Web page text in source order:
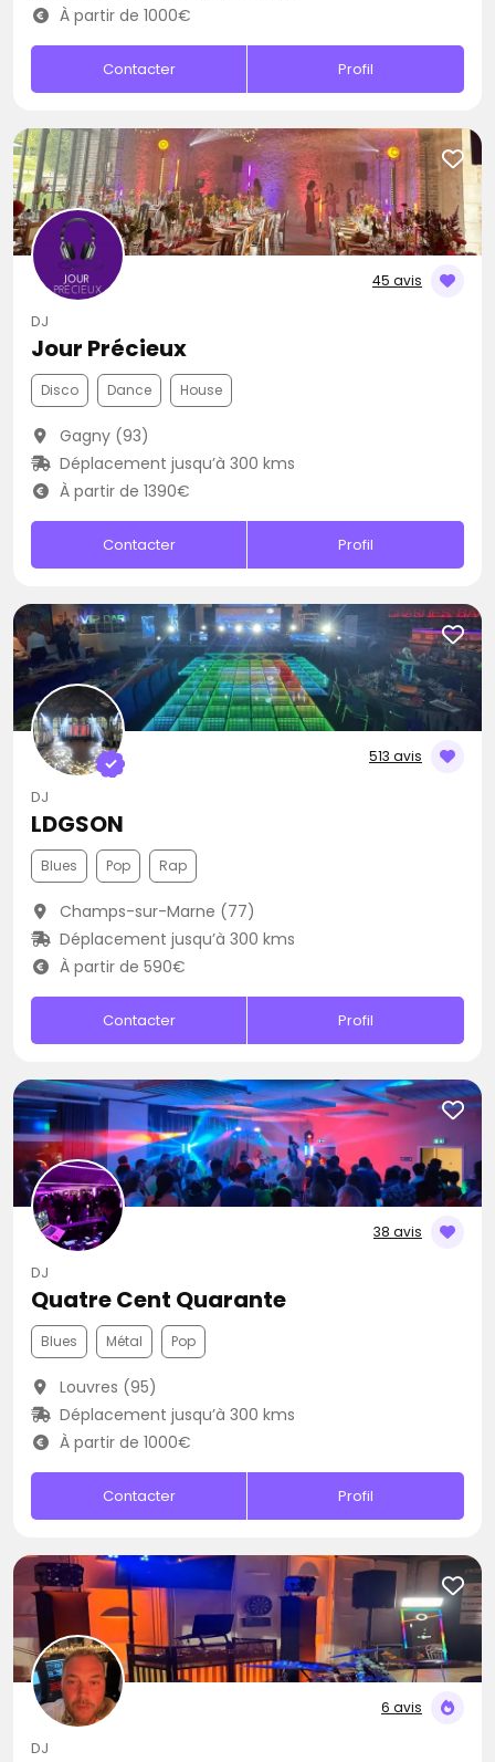
À partir de 1000€
Contacter Profil
45 avis
DJ
Jour Précieux
Disco Dance House
Gagny (93)
Déplacement jusqu’à 300 kms
À partir de 1390€
Contacter Profil
513 avis
DJ
LDGSON
Blues Pop Rap
Champs-sur-Marne (77)
Déplacement jusqu’à 300 kms
À partir de 590€
Contacter Profil
38 avis
DJ
Quatre Cent Quarante
Blues Métal Pop
Louvres (95)
Déplacement jusqu’à 300 kms
À partir de 1000€
Contacter Profil
6 avis
DJ